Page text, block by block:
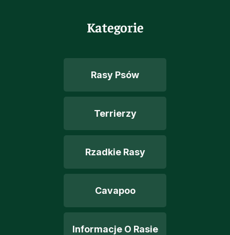
Kategorie
Rasy Psów
Terrierzy
Rzadkie Rasy
Cavapoo
Informacje O Rasie